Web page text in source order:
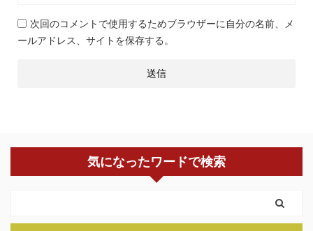
次回のコメントで使用するためブラウザーに自分の名前、メ
ールアドレス、サイトを保存する。
気になったワードで検索